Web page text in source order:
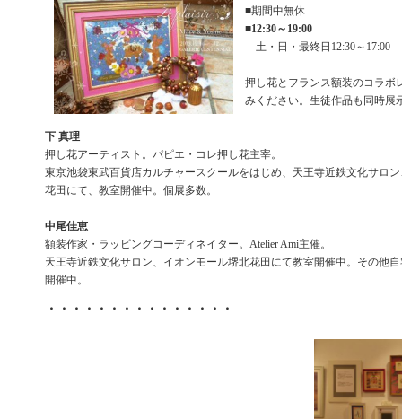
■期間中無休
■12:30～19:00
土・日・最終日12:30～17:00
押し花とフランス額装のコラボ
みください。生徒作品も同時展
下 真理
押し花アーティスト。パピエ・コレ押し花主宰。
東京池袋東武百貨店カルチャースクールをはじめ、天王寺近鉄文化サロ
花田にて、教室開催中。個展多数。
中尾佳恵
額装作家・ラッピングコーディネイター。Atelier Ami主催。
天王寺近鉄文化サロン、イオンモール堺北花田にて教室開催中。その他
開催中。
・・・・・・・・・・・・・・・